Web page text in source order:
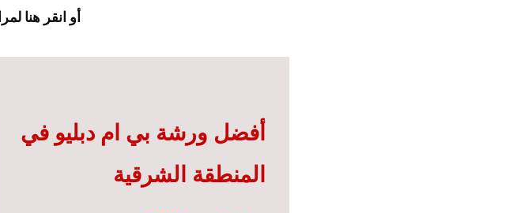
أو انقر هنا
أفضل ورشة بي ام دبليو في
المنطقة الشرقية